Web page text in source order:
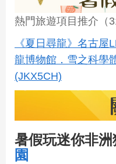
熱門旅遊項目推介（
《夏日尋龍》名古
龍博物館．雪之科學
(JKX5CH)
暑假玩迷你非洲
園